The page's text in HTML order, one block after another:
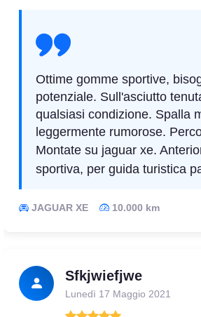
Ottime gomme sportive,
potenziale. Sull'asciutto
qualsiasi condizione. Spalla
leggermente rumorose.
Montate su jaguar xe.
sportiva, per guida turistica
JAGUAR XE 10.000 km
Sfkjwiefjwe
Lunedì 17 Maggio 2021